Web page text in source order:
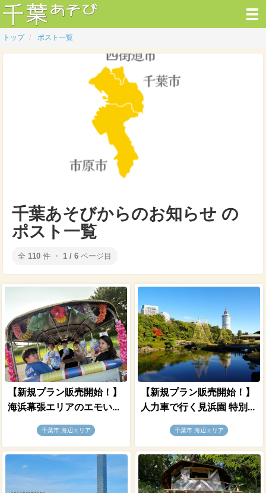
トップ ポスト一覧
千葉あそびからのお知らせ の
ポスト一覧
全 110 件 ・ 1 / 6 ページ目
【新規プラン販売開始！】
海浜幕張エリアのエモい...
千葉市 海辺エリア
【新規プラン販売開始！】
人力車で行く見浜園 特別...
千葉市 海辺エリア